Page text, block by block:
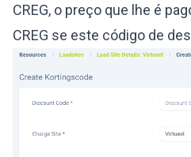
CREG, o preço que lhe é
CREG se este código de